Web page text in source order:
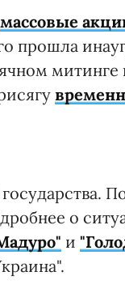
массовые
прошла
митинге
о
и